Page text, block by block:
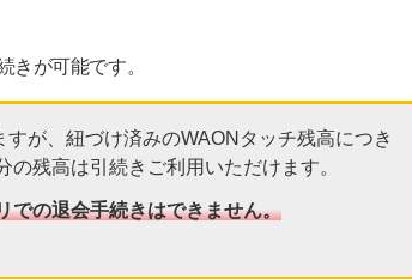
きが可能です。
が、紐づけ済みのWAONタッチ残高につき
残高は引続きご利用いただけます。
での退会手続きはできません。